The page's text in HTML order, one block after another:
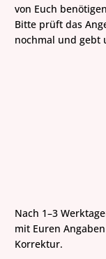
von Euch
Bitte prüft das
nochmal und gebt
Nach 1–3
mit Euren
Korrektur.